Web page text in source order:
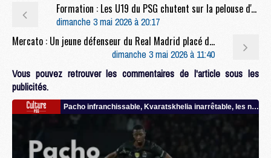
Formation : Les U19 du PSG chutent sur la pelouse d'Amiens
dimanche 3 mai 2026 à 20:17
Mercato : Un jeune défenseur du Real Madrid placé dans le viseur du PSG
dimanche 3 mai 2026 à 11:40
Vous pouvez retrouver les commentaires de l'article sous les
publicités.